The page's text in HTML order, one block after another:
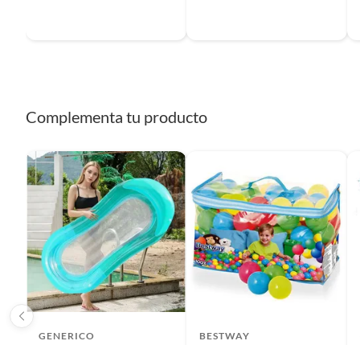
7 días calendarios:Productos eléctricos o a combustión,
bicicletas y máquinas de ejercicio.
Deben estar cerrados, con todos sus sellos y etiquetas
Recuerda que el producto debe estar limpio, en buen
manuales de uso y con el empaque original en perfectas
etc.).
Complementa tu producto
GENERICO BESTWAY